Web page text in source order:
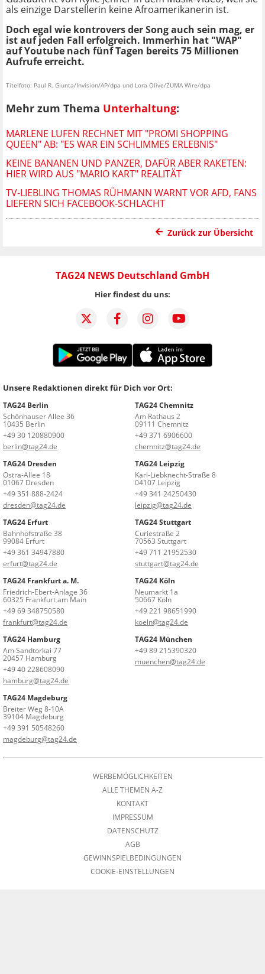
als einzige Darstellerin keine Afroamerikanerin ist.
Doch egal wie kontrovers der Song auch sein mag, er
ist auf jeden Fall erfolgreich. Immerhin hat "WAP"
auf Youtube nach fünf Tagen bereits 75 Millionen
Aufrufe erreicht.
Titelfoto: Paul R. Giunta/Invision/AP/dpa und Lora Olive/ZUMA Wire/dpa
Mehr zum Thema Unterhaltung:
MARLENE LUFEN RECHNET MIT "PROMI SHOPPING
QUEEN" AB: "ES WAR EIN SCHLIMMES ERLEBNIS"
KEINE BANANEN UND PANZER, DAFÜR ABER RAKETEN:
HIER WIRD AUS "MARIO KART" REALITÄT
TV-LIEBLING THOMAS RÜHMANN WARNT VOR AFD, FANS
LIEFERN SICH FACEBOOK-SCHLACHT
Zurück zur Übersicht
TAG24 NEWS Deutschland GmbH
Hier findest du uns:
Unsere Redaktionen direkt für Dich vor Ort:
TAG24 Berlin
Schönhauser Allee 36
10435 Berlin
+49 30 120880900
berlin@tag24.de
TAG24 Chemnitz
Am Rathaus 2
09111 Chemnitz
+49 371 6906600
chemnitz@tag24.de
TAG24 Dresden
Ostra-Allee 18
01067 Dresden
+49 351 888-2424
dresden@tag24.de
TAG24 Leipzig
Karl-Liebknecht-Straße 8
04107 Leipzig
+49 341 24250430
leipzig@tag24.de
TAG24 Erfurt
Bahnhofstraße 38
99084 Erfurt
+49 361 34947880
erfurt@tag24.de
TAG24 Stuttgart
Curiestraße 2
70563 Stuttgart
+49 711 21952530
stuttgart@tag24.de
TAG24 Frankfurt a. M.
Friedrich-Ebert-Anlage 36
60325 Frankfurt am Main
+49 69 348750580
frankfurt@tag24.de
TAG24 Köln
Neumarkt 1a
50667 Köln
+49 221 98651990
koeln@tag24.de
TAG24 Hamburg
Am Sandtorkai 77
20457 Hamburg
+49 40 228608090
hamburg@tag24.de
TAG24 München
+49 89 215390320
muenchen@tag24.de
TAG24 Magdeburg
Breiter Weg 8-10A
39104 Magdeburg
+49 391 50548260
magdeburg@tag24.de
WERBEMÖGLICHKEITEN
ALLE THEMEN A-Z
KONTAKT
IMPRESSUM
DATENSCHUTZ
AGB
GEWINNSPIELBEDINGUNGEN
COOKIE-EINSTELLUNGEN